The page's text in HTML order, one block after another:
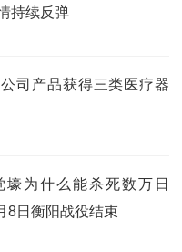
持续反弹
司产品获得三类医疗器
壕为什么能杀死数万日
8日衡阳战役结束